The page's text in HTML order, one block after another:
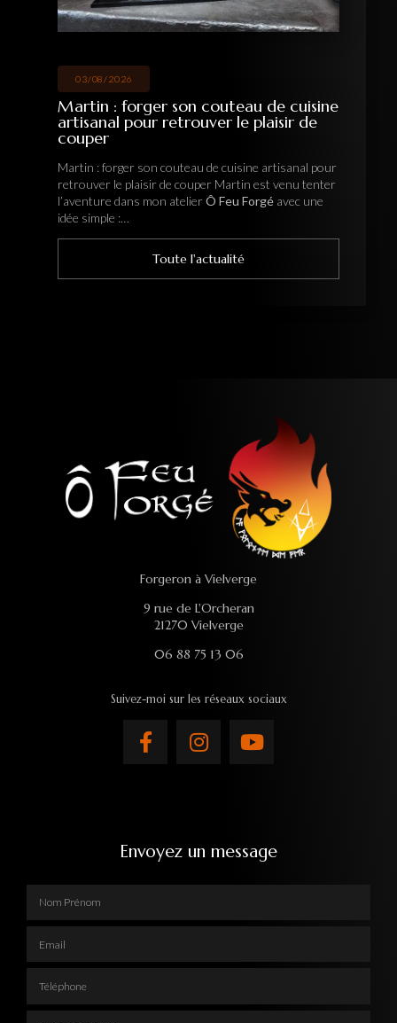
03/08/2026
Martin : forger son couteau de cuisine
artisanal pour retrouver le plaisir de
couper
Martin : forger son couteau de cuisine artisanal pour
retrouver le plaisir de couper Martin est venu tenter
l’aventure dans mon atelierÔ Feu Forgé avec une
idée simple :…
Toute l'actualité
Forgeron à Vielverge
9 rue de L'Orcheran
21270 Vielverge
06 88 75 13 06
Suivez-moi sur les réseaux sociaux
Envoyez un message